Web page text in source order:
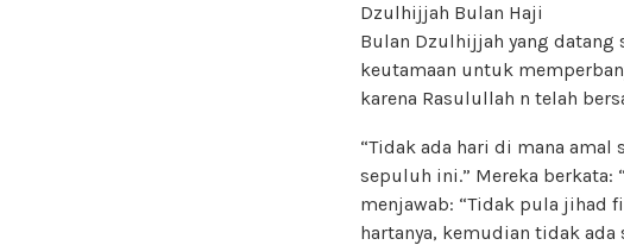
Dzulhijjah Bulan Haji
Bulan Dzulhijjah yang datang
keutamaan untuk
karena Rasulullah n telah
“Tidak ada hari di mana
sepuluh ini.” Mereka
menjawab: “Tidak pula jihad
hartanya, kemudian tidak